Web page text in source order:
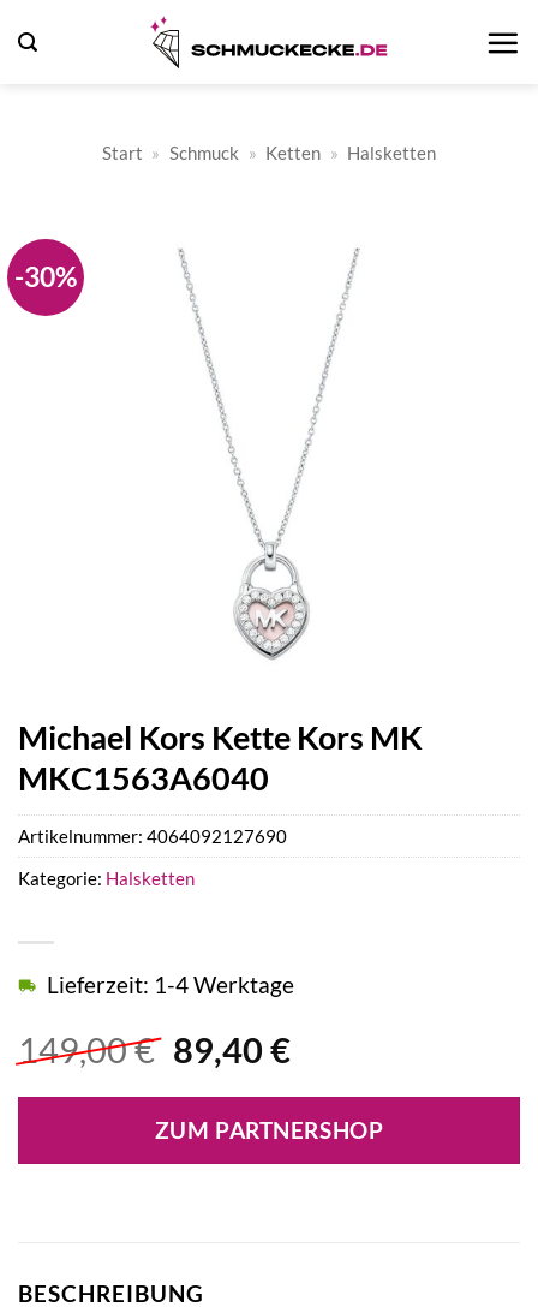
Inhalt
Start » Schmuck » Ketten » Halsketten
-30%
Michael Kors Kette Kors MK
MKC1563A6040
149,00€ Ursprünglicher
war:
149,00 €
89,40 €Aktueller
ist:
89,40 €.
Lieferzeit: 1-4 Werktage
ZUM PARTNERSHOP
Artikelnummer: 4064092127690
Kategorie: Halsketten
BESCHREIBUNG